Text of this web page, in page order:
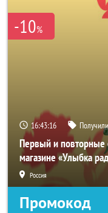
-10%
16:43:14
Первый и повторные
магазине «Улыбка
Россия
Промокод